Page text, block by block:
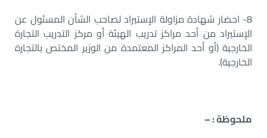
8- احضار شهادة مزاولة الإستيراد لصاحب الشأن المسئول عن
الإستيراد من أحد مراكز تدريب الهيئة أو مركز التدريب التجارة
الخارجية (أو أحد المراكز المعتمدة من الوزير المختص بالتجارة
الخارجية).
ملحوظة : –